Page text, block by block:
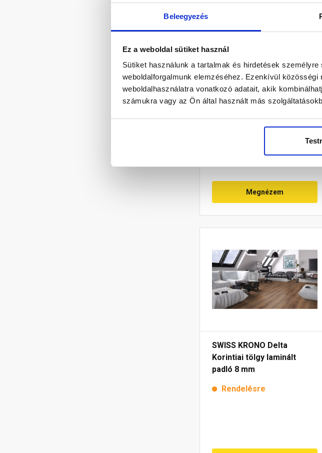
Beleegyezés
Ez a weboldal sütiket használ
Sütiket használunk a tartalmak és hirdetések
weboldalforgalmunk elemzéséhez. Ezenkívül
weboldalhasználatra vonatkozó adatait, akik
számukra vagy az Ön által használt más
SWISS KRONO Zodiak Libra
tölgy laminált padló 10 mm
Rendelésre
/ m2
Megnézem
SWISS KRONO Delta
Korintiai tölgy laminált
padló 8 mm
Rendelésre